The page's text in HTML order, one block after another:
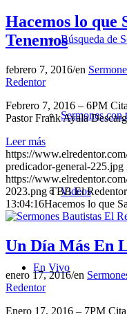
Búsqueda de
Sermones con
Videos
En Vivo
Hacemos lo que
Tenemos
febrero 7, 2016/en
Redentor
Febrero 7, 2016 – 6PM
Pastor Frank Ayala
Leer más
https://
predicador-general-225.jpg
https://
2023.png TBB El Redentor
13:04:16Hacemos lo que
Un Día Más En
enero 17, 2016/en
Redentor
Enero 17, 2016 – 7PM